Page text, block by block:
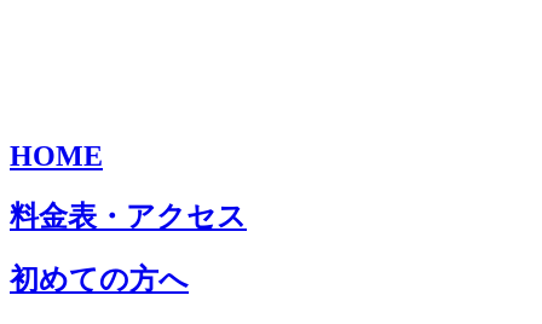
HOME
料金表・アクセス
初めての方へ